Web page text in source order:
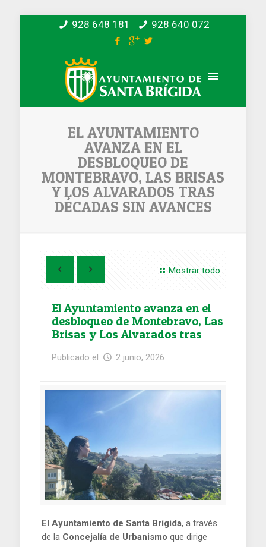
928 648 181 928 640 072
EL AYUNTAMIENTO
AVANZA EN EL
DESBLOQUEO DE
MONTEBRAVO, LAS BRISAS
Y LOS ALVARADOS TRAS
DÉCADAS SIN AVANCES
Mostrar todo
El Ayuntamiento avanza en el
desbloqueo de Montebravo, Las
Brisas y Los Alvarados tras
Publicado el 2 junio, 2026
El Ayuntamiento de Santa Brígida, a través
de la Concejalía de Urbanismo que dirige